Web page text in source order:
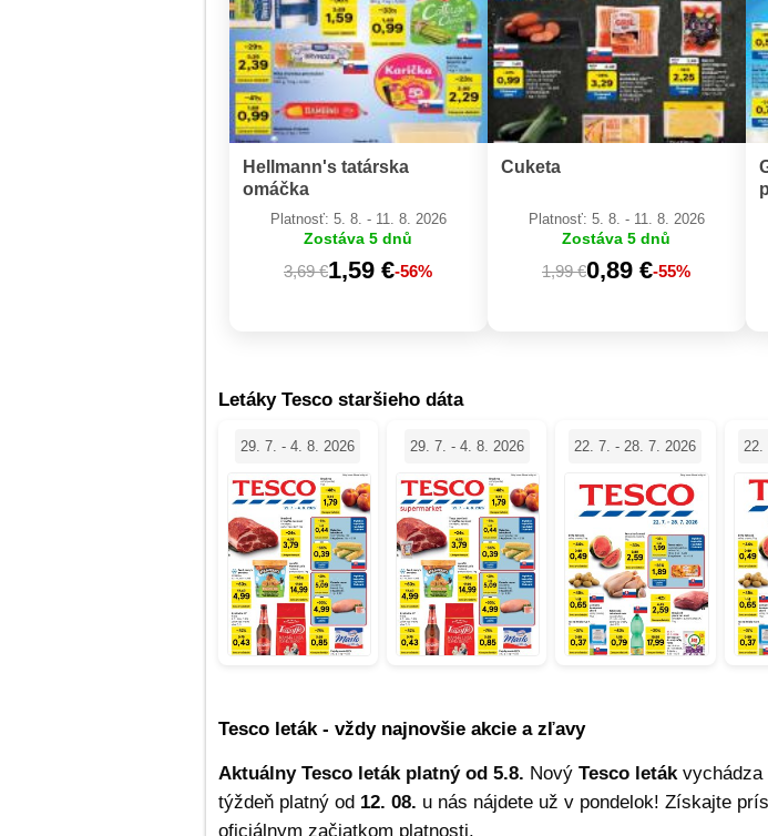
Hellmann's tatárska
omáčka
Platnosť: 5. 8. - 11. 8. 2026
Zostáva 5 dnů
3,69 €1,59 €-56%
Cuketa
Platnosť: 5. 8. - 11. 8. 2026
Zostáva 5 dnů
1,99 €0,89 €-55%
Letáky Tesco staršieho dáta
29. 7. - 4. 8. 2026 29. 7. - 4. 8. 2026 22. 7. - 28. 7. 2026 22.
Tesco leták - vždy najnovšie akcie a zľavy
Aktuálny Tesco leták platný od 5.8. Nový Tesco letákvychádza
týždeň platný od 12. 08. u nás nájdete už v pondelok! Získajte
oficiálnym začiatkom platnosti.